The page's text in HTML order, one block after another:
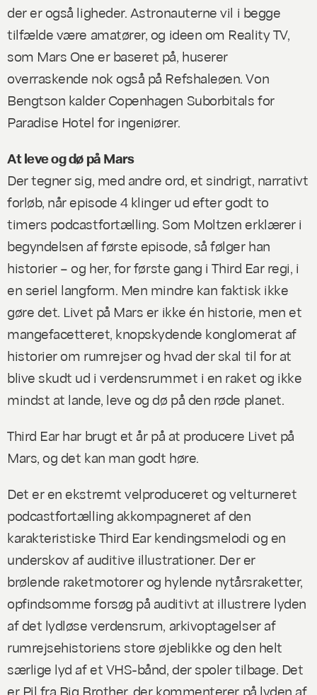
der er også ligheder. Astronauterne vil i begge
tilfælde være amatører, og ideen om Reality TV,
som Mars One er baseret på, huserer
overraskende nok også på Refshaleøen. Von
Bengtson kalder Copenhagen Suborbitals for
Paradise Hotel for ingeniører.
At leve og dø på Mars
Der tegner sig, med andre ord, et sindrigt, narrativt
forløb, når episode 4 klinger ud efter godt to
timers podcastfortælling. Som Moltzen erklærer i
begyndelsen af første episode, så følger han
historier – og her, for første gang i Third Ear regi, i
en seriel langform. Men mindre kan faktisk ikke
gøre det. Livet på Mars er ikke én historie, men et
mangefacetteret, knopskydende konglomerat af
historier om rumrejser og hvad der skal til for at
blive skudt ud i verdensrummet i en raket og ikke
mindst at lande, leve og dø på den røde planet.
Third Ear har brugt et år på at producere Livet på
Mars, og det kan man godt høre.
Det er en ekstremt velproduceret og velturneret
podcastfortælling akkompagneret af den
karakteristiske Third Ear kendingsmelodi og en
underskov af auditive illustrationer. Der er
brølende raketmotorer og hylende nytårsraketter,
opfindsomme forsøg på auditivt at illustrere lyden
af det lydløse verdensrum, arkivoptagelser af
rumrejsehistoriens store øjeblikke og den helt
særlige lyd af et VHS-bånd, der spoler tilbage. Det
er Pil fra Big Brother, der kommenterer på lyden af